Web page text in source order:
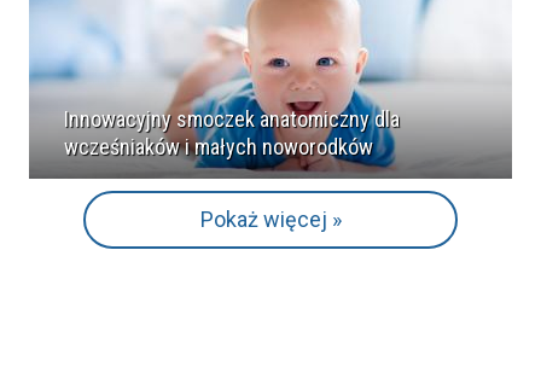
Innowacyjny smoczek anatomiczny dla
wcześniaków i małych noworodków
Pokaż więcej »